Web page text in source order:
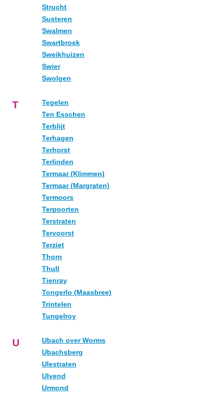
Strucht
Susteren
Swalmen
Swartbroek
Sweikhuizen
Swier
Swolgen
T
Tegelen
Ten Esschen
Terblijt
Terhagen
Terhorst
Terlinden
Termaar (Klimmen)
Termaar (Margraten)
Termoors
Terpoorten
Terstraten
Tervoorst
Terziet
Thorn
Thull
Tienray
Tongerlo (Maasbree)
Trintelen
Tungelroy
U
Ubach over Worms
Ubachsberg
Ulestraten
Ulvend
Urmond